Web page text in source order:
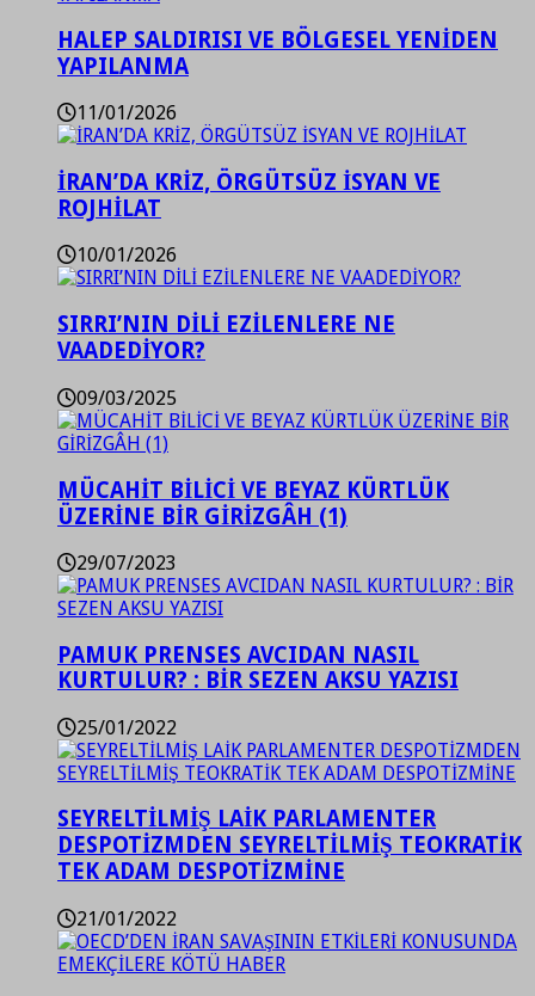
HALEP SALDIRISI VE BÖLGESEL YENİDEN
YAPILANMA
11/01/2026
İRAN’DA KRİZ, ÖRGÜTSÜZ İSYAN VE
ROJHİLAT
10/01/2026
SIRRI’NIN DİLİ EZİLENLERE NE
VAADEDİYOR?
09/03/2025
MÜCAHİT BİLİCİ VE BEYAZ KÜRTLÜK
ÜZERİNE BİR GİRİZGÂH (1)
29/07/2023
PAMUK PRENSES AVCIDAN NASIL
KURTULUR? : BİR SEZEN AKSU YAZISI
25/01/2022
SEYRELTİLMİŞ LAİK PARLAMENTER
DESPOTİZMDEN SEYRELTİLMİŞ TEOKRATİK
TEK ADAM DESPOTİZMİNE
21/01/2022